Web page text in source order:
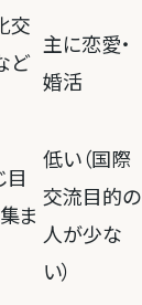
交
ど
主に恋愛・
婚活
目
ま
低い（国際
交流目的の
人が少な
い）